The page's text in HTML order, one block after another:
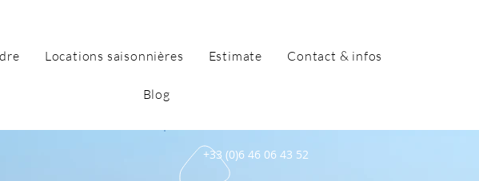
Locations saisonnières Estimate Contact & infos
Blog
+33 (0)6 46 06 43 52